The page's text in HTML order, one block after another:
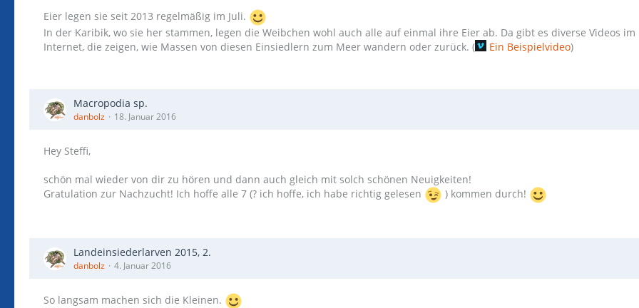
Eier legen sie seit 2013 regelmäßig im Juli.
In der Karibik, wo sie her stammen, legen die Weibchen wohl auch alle auf einmal ihre Eier ab. Da gibt es diverse Videos im
Internet, die zeigen, wie Massen von diesen Einsiedlern zum Meer wandern oder zurück. (
Ein Beispielvideo)
Macropodia sp.
danbolz 18. Januar 2016
Hey Steffi,
schön mal wieder von dir zu hören und dann auch gleich mit solch schönen Neuigkeiten!
Gratulation zur Nachzucht! Ich hoffe alle 7 (? ich hoffe, ich habe richtig gelesen
) kommen durch!
Landeinsiederlarven 2015, 2.
danbolz 4. Januar 2016
So langsam machen sich die Kleinen.